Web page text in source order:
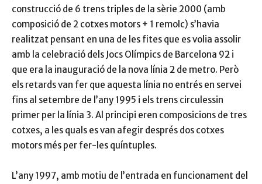
construcció de 6 trens triples de la sèrie 2000 (amb
composició de 2 cotxes motors + 1 remolc) s’havia
realitzat pensant en una de les fites que es volia assolir
amb la celebració dels Jocs Olímpics de Barcelona 92 i
que era la inauguració de la nova línia 2 de metro. Però
els retards van fer que aquesta línia no entrés en servei
fins al setembre de l’any 1995 i els trens circulessin
primer per la línia 3. Al principi eren composicions de tres
cotxes, a les quals es van afegir després dos cotxes
motors més per fer-les quíntuples.
L’any 1997, amb motiu de l’entrada en funcionament del